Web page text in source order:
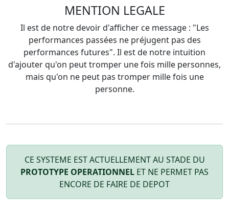
MENTION LEGALE
Il est de notre devoir d'afficher ce message : "Les
performances passées ne préjugent pas des
performances futures". Il est de notre intuition
d'ajouter qu'on peut tromper une fois mille personnes,
mais qu'on ne peut pas tromper mille fois une
personne.
CE SYSTEME EST ACTUELLEMENT AU STADE DU
PROTOTYPE OPERATIONNEL ET NE PERMET PAS
ENCORE DE FAIRE DE DEPOT